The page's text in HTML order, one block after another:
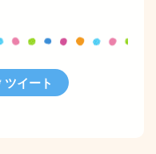
ツイート